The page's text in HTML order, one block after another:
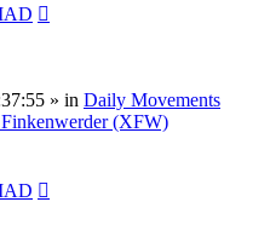
» in Daily Movements
(XFW)